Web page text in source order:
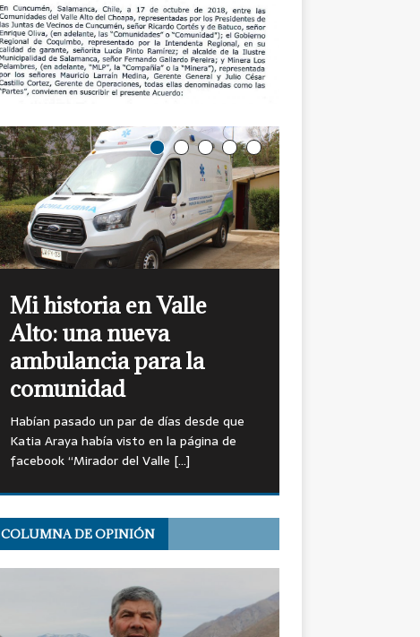
Mi historia en Valle
Alto: una nueva
ambulancia para la
comunidad
Habían pasado un par de días desde que
Katia Araya había visto en la página de
facebook “Mirador del Valle […]
COLUMNA DE OPINIÓN